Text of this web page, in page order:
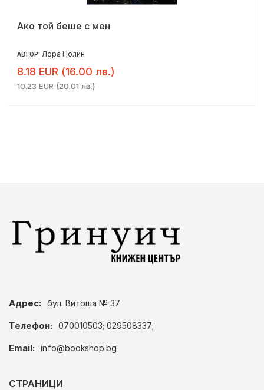
Ако той беше с мен
АВТОР: Лора Нолин
8.18 EUR (16.00 лв.)
10.23 EUR (20.01 лв.)
Адрес: бул. Витоша № 37
Телефон: 070010503; 029508337;
Email: info@bookshop.bg
СТРАНИЦИ